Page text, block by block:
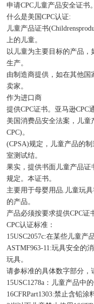
申请CPC儿童产品安全证书。
什么是美国CPC认证:
儿童产品证书
上的儿童。
以儿童为主要目标的产品
生产。
由制造商提供，如在其他
卖家。
作为进口商
提供CPC证书。亚马逊CPC
美国消费品安全法案，儿童
CPC)。
(CPSA)规定，儿童产品的
室测试结。
果实，提供书面儿童产品
规定。本证书。
主要用于母婴用品.儿童玩
的产品。
产品必须按要求提供CPC证
CPC认证标准：
15USC2057c:在某些儿童产
ASTMF963-11:玩具安全的
玩具。
请参标准的具体数字部分，
15USC1278a：儿童产品中的
16CFRPart1303:禁止含铅涂